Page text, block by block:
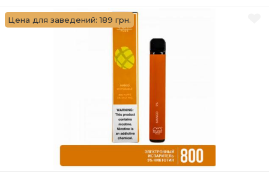
Цена для заведений: 189 грн.